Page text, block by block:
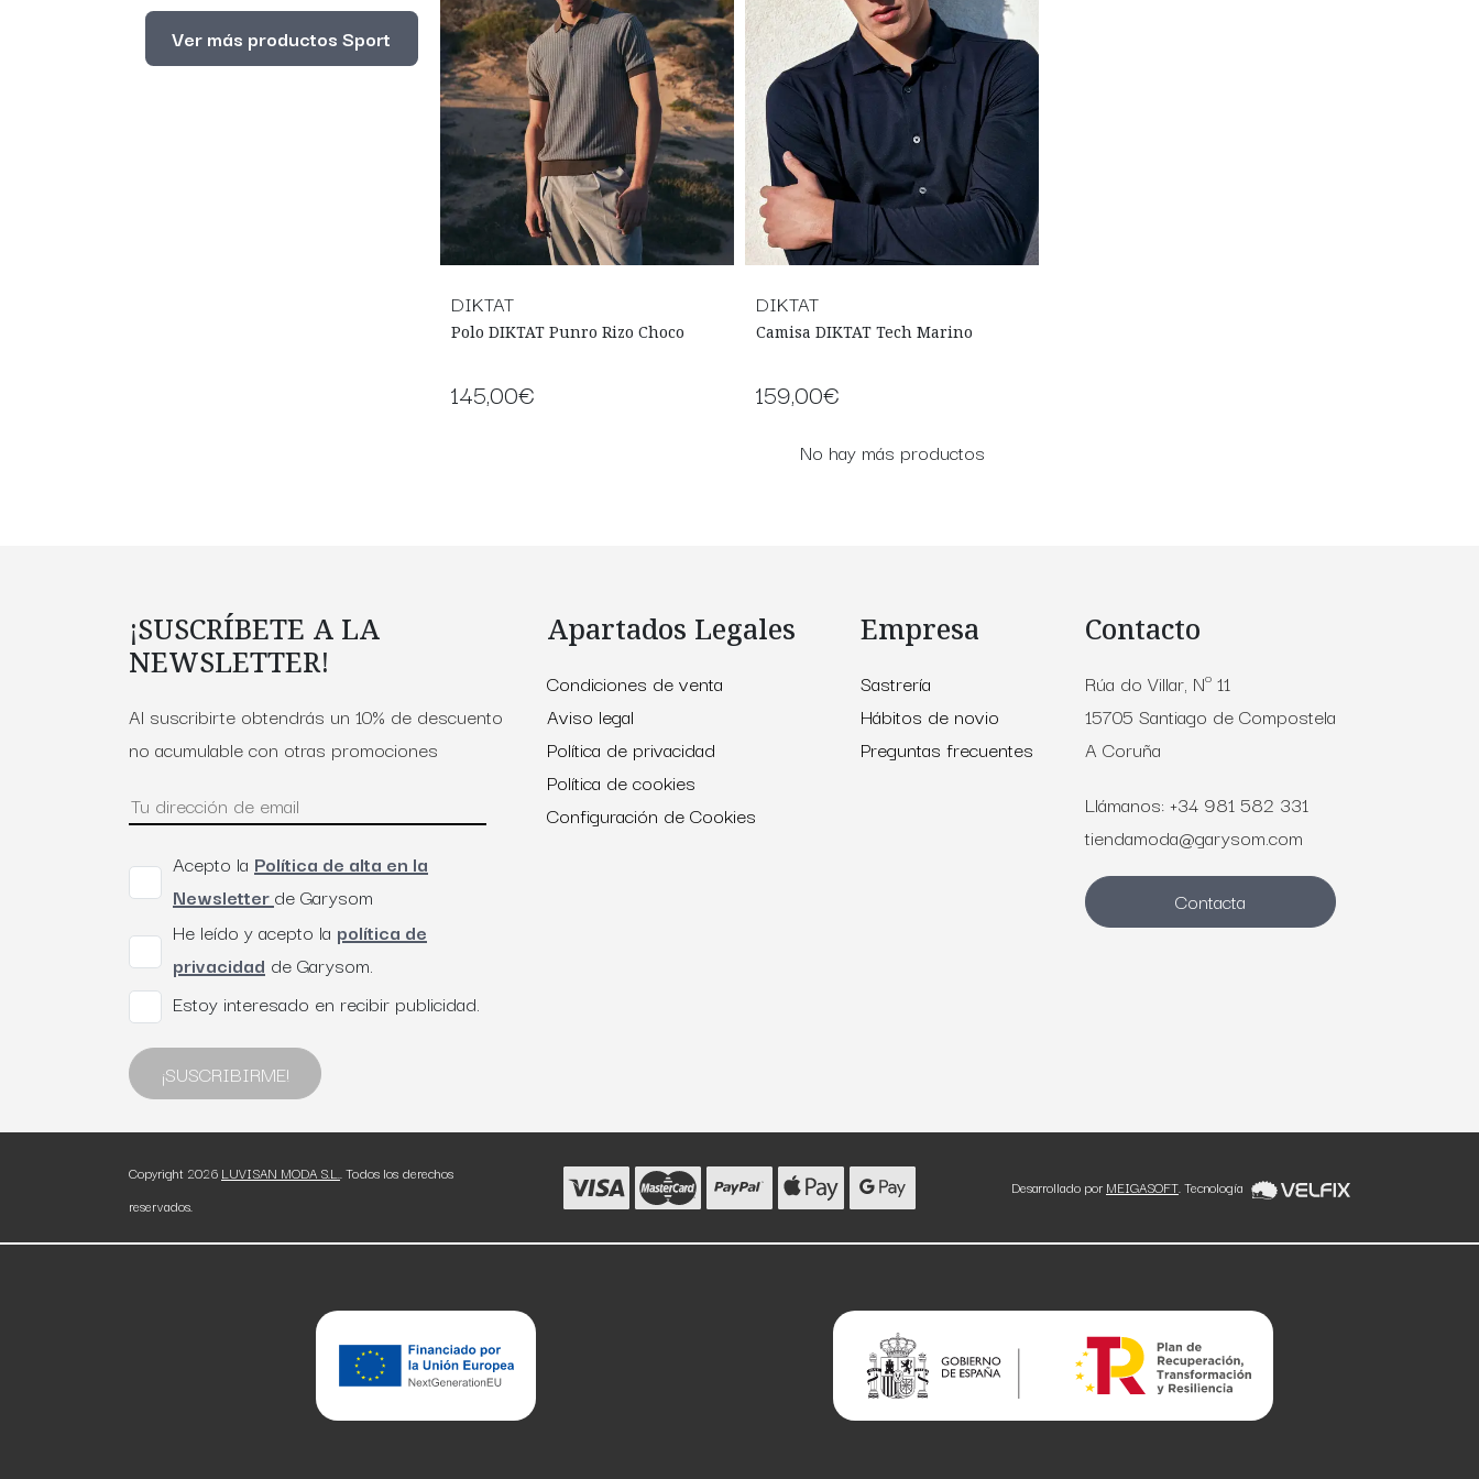
Ver más productos Sport
DIKTAT
Polo DIKTAT Punro Rizo Choco
145,00€
DIKTAT
Camisa DIKTAT Tech Marino
159,00€
No hay más productos
¡SUSCRÍBETE A LA
NEWSLETTER!
Al suscribirte obtendrás un 10% de descuento
no acumulable con otras promociones
Acepto la Política de alta en la
Newsletterde Garysom
He leído y acepto la política de
privacidad de Garysom.
Estoy interesado en recibir publicidad.
¡SUSCRIBIRME!
Apartados Legales
Condiciones de venta
Aviso legal
Política de privacidad
Política de cookies
Configuración de Cookies
Empresa
Sastrería
Hábitos de novio
Preguntas frecuentes
Contacto
Rúa do Villar, Nº 11
15705 Santiago de Compostela
A Coruña
Llámanos: +34 981 582 331
tiendamoda@garysom.com
Contacta
Copyright 2026 LUVISAN MODA S.L.. Todos los derechos
reservados.
Desarrollado por MEIGASOFT. Tecnología